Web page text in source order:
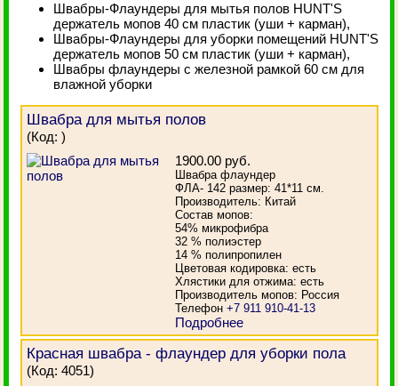
Швабры-Флаундеры для мытья полов HUNT'S
держатель мопов 40 см пластик (уши + карман),
Швабры-Флаундеры для уборки помещений HUNT'S
держатель мопов 50 см пластик (уши + карман),
Швабры флаундеры с железной рамкой 60 см для
влажной уборки
Швабра для мытья полов
(Код:)
1900.00 руб.
Швабра флаундер
ФЛА- 142 размер: 41*11 см.
Производитель: Китай
Состав мопов:
54% микрофибра
32 % полиэстер
14 % полипропилен
Цветовая кодировка: есть
Хлястики для отжима: есть
Производитель мопов: Россия
Телефон+7 911 910-41-13
Подробнее
Красная швабра - флаундер для уборки пола
(Код:4051)